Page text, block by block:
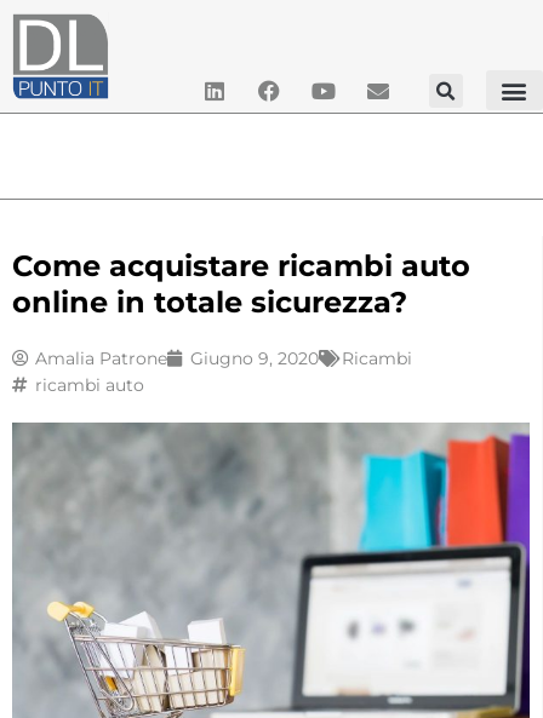
Come acquistare ricambi auto
online in totale sicurezza?
Amalia Patrone Giugno 9, 2020
Ricambi
ricambi auto